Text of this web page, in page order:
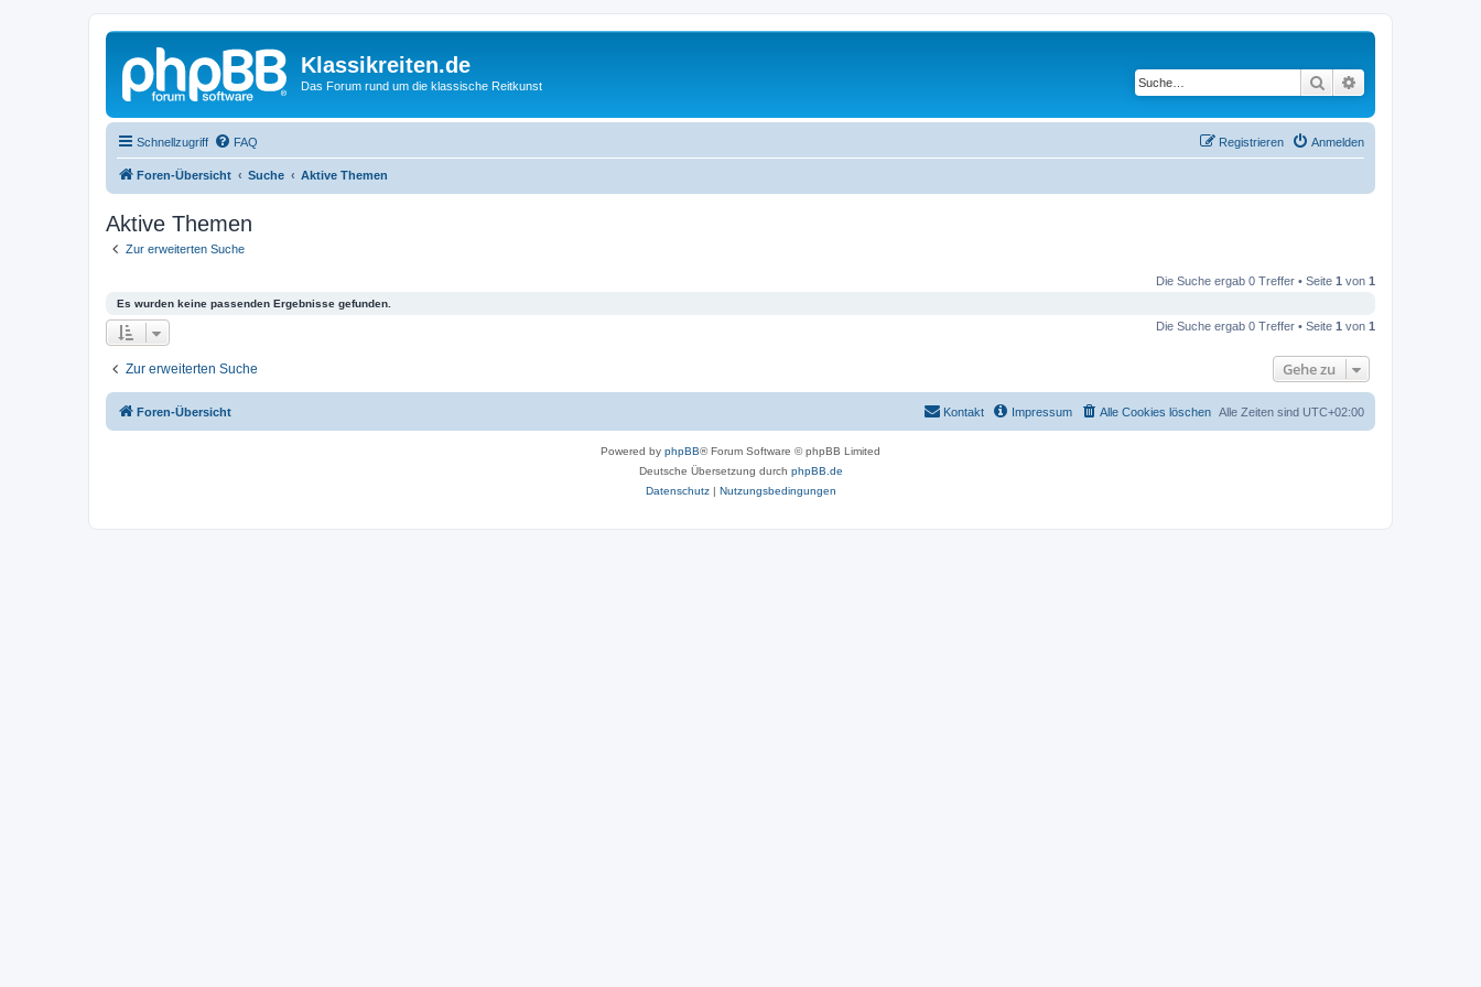
Klassikreiten.de
Das Forum rund um die klassische Reitkunst Suche
Schnellzugriff FAQ Anmelden
Registrieren
Foren-Übersicht Suche Aktive Themen
Aktive Themen
Zur erweiterten Suche
Die Suche ergab 0 Treffer • Seite 1 von 1
Es wurden keine passenden Ergebnisse gefunden.
Die Suche ergab 0 Treffer • Seite 1 von 1
Zur erweiterten Suche Gehe zu
Foren-Übersicht Alle Zeiten sind UTC+02:00
Alle Cookies löschen
Impressum
Kontakt
Powered by phpBB® Forum Software © phpBB Limited
Deutsche Übersetzung durch phpBB.de
Datenschutz| Nutzungsbedingungen